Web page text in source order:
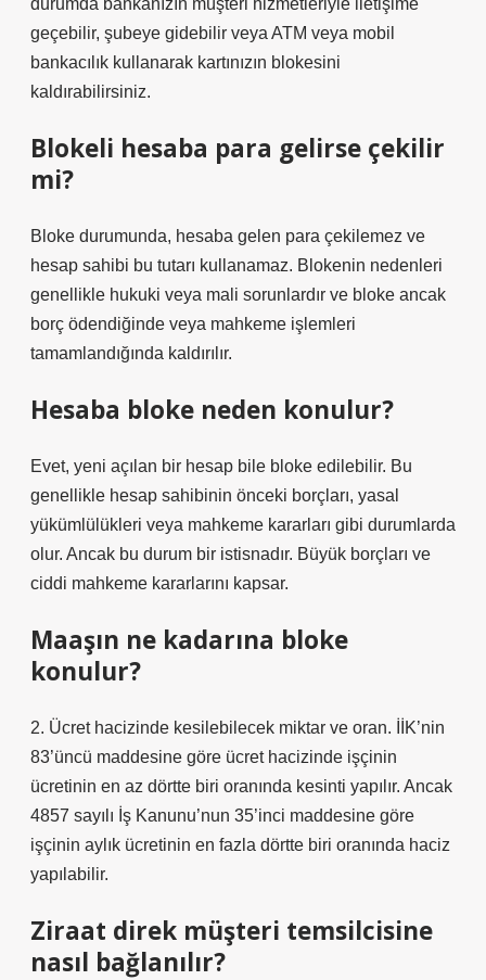
durumda bankanızın müşteri hizmetleriyle iletişime
geçebilir, şubeye gidebilir veya ATM veya mobil
bankacılık kullanarak kartınızın blokesini
kaldırabilirsiniz.
Blokeli hesaba para gelirse çekilir
mi?
Bloke durumunda, hesaba gelen para çekilemez ve
hesap sahibi bu tutarı kullanamaz. Blokenin nedenleri
genellikle hukuki veya mali sorunlardır ve bloke ancak
borç ödendiğinde veya mahkeme işlemleri
tamamlandığında kaldırılır.
Hesaba bloke neden konulur?
Evet, yeni açılan bir hesap bile bloke edilebilir. Bu
genellikle hesap sahibinin önceki borçları, yasal
yükümlülükleri veya mahkeme kararları gibi durumlarda
olur. Ancak bu durum bir istisnadır. Büyük borçları ve
ciddi mahkeme kararlarını kapsar.
Maaşın ne kadarına bloke
konulur?
2. Ücret hacizinde kesilebilecek miktar ve oran. İİK’nin
83’üncü maddesine göre ücret hacizinde işçinin
ücretinin en az dörtte biri oranında kesinti yapılır. Ancak
4857 sayılı İş Kanunu’nun 35’inci maddesine göre
işçinin aylık ücretinin en fazla dörtte biri oranında haciz
yapılabilir.
Ziraat direk müşteri temsilcisine
nasıl bağlanılır?